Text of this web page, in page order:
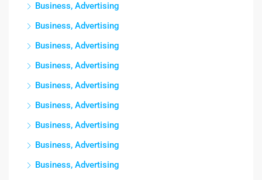
Business, Advertising
Business, Advertising
Business, Advertising
Business, Advertising
Business, Advertising
Business, Advertising
Business, Advertising
Business, Advertising
Business, Advertising